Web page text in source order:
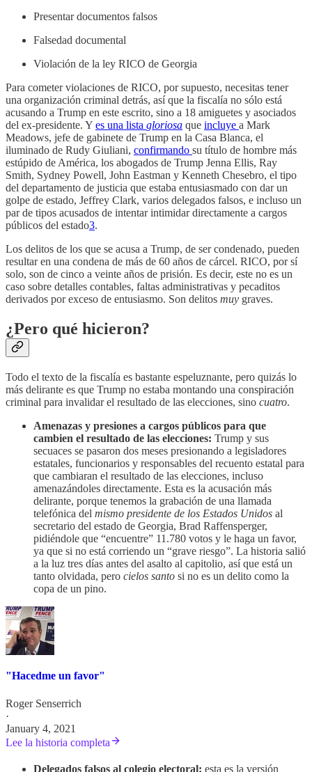
Presentar documentos falsos
Falsedad documental
Violación de la ley RICO de Georgia
Para cometer violaciones de RICO, por supuesto, necesitas tener
una organización criminal detrás, así que la fiscalía no sólo está
acusando a Trump en este escrito, sino a 18 amiguetes y asociados
del ex-presidente. Y es una lista gloriosa que incluye a Mark
Meadows, jefe de gabinete de Trump en la Casa Blanca, el
iluminado de Rudy Giuliani, confirmando su título de hombre más
estúpido de América, los abogados de Trump Jenna Ellis, Ray
Smith, Sydney Powell, John Eastman y Kenneth Chesebro, el tipo
del departamento de justicia que estaba entusiasmado con dar un
golpe de estado, Jeffrey Clark, varios delegados falsos, e incluso un
par de tipos acusados de intentar intimidar directamente a cargos
públicos del estado3.
Los delitos de los que se acusa a Trump, de ser condenado, pueden
resultar en una condena de más de 60 años de cárcel. RICO, por sí
solo, son de cinco a veinte años de prisión. Es decir, este no es un
caso sobre detalles contables, faltas administrativas y pecaditos
derivados por exceso de entusiasmo. Son delitos muy graves.
¿Pero qué hicieron?
Todo el texto de la fiscalía es bastante espeluznante, pero quizás lo
más delirante es que Trump no estaba montando una conspiración
criminal para invalidar el resultado de las elecciones, sino cuatro.
Amenazas y presiones a cargos públicos para que
cambien el resultado de las elecciones: Trump y sus
secuaces se pasaron dos meses presionando a legisladores
estatales, funcionarios y responsables del recuento estatal para
que cambiaran el resultado de las elecciones, incluso
amenazándoles directamente. Esta es la acusación más
delirante, porque tenemos la grabación de una llamada
telefónica del mismo presidente de los Estados Unidos al
secretario del estado de Georgia, Brad Raffensperger,
pidiéndole que “encuentre” 11.780 votos y le haga un favor,
ya que si no está corriendo un “grave riesgo”. La historia salió
a la luz tres días antes del asalto al capitolio, así que está un
tanto olvidada, pero cielos santo si no es un delito como la
copa de un pino.
"Hacedme un favor"
Roger Senserrich
·
January 4, 2021
Lee la historia completa
Delegados falsos al colegio electoral: esta es la versión